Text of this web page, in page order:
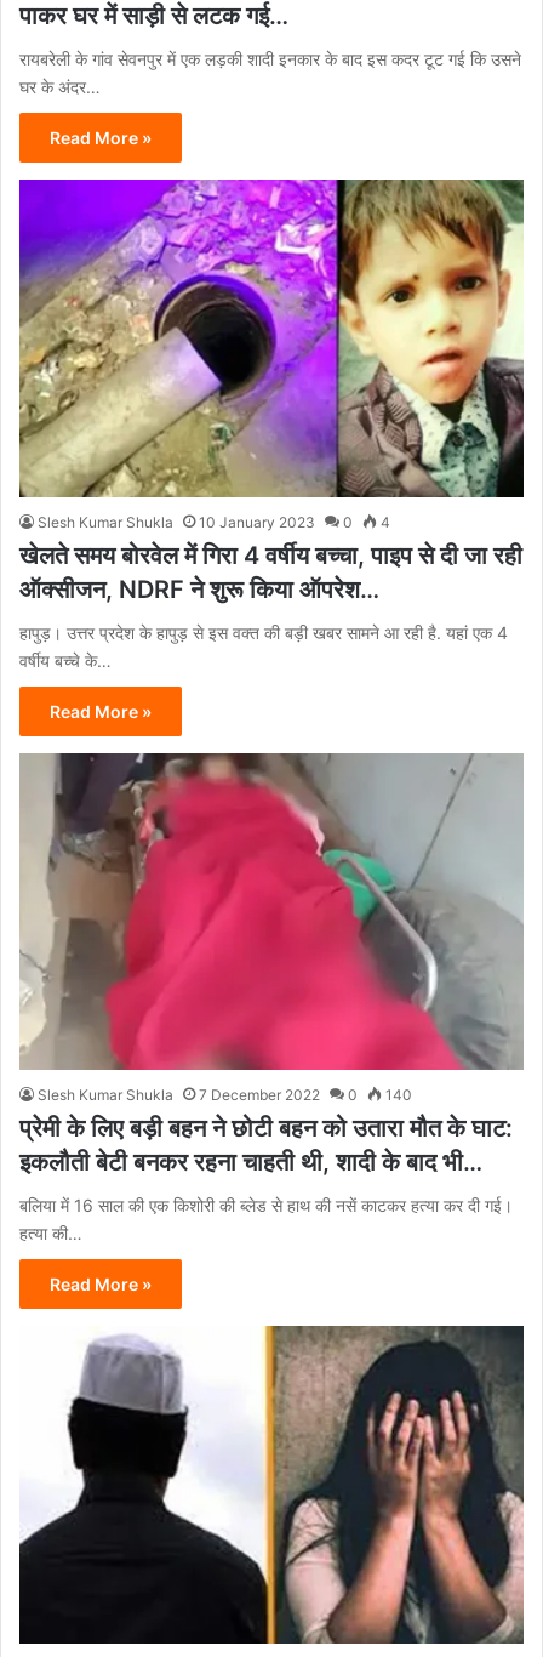
पाकर घर में साड़ी से लटक गई…
रायबरेली के गांव सेवनपुर में एक लड़की शादी इनकार के बाद इस कदर टूट गई कि उसने
घर के अंदर…
Read More »
Slesh Kumar Shukla 10 January 2023 0 4
खेलते समय बोरवेल में गिरा 4 वर्षीय बच्चा, पाइप से दी जा रही
ऑक्सीजन, NDRF ने शुरू किया ऑपरेश…
हापुड़। उत्तर प्रदेश के हापुड़ से इस वक्त की बड़ी खबर सामने आ रही है. यहां एक 4
वर्षीय बच्चे के…
Read More »
Slesh Kumar Shukla 7 December 2022 0 140
प्रेमी के लिए बड़ी बहन ने छोटी बहन को उतारा मौत के घाट:
इकलौती बेटी बनकर रहना चाहती थी, शादी के बाद भी…
बलिया में 16 साल की एक किशोरी की ब्लेड से हाथ की नसें काटकर हत्या कर दी गई।
हत्या की…
Read More »